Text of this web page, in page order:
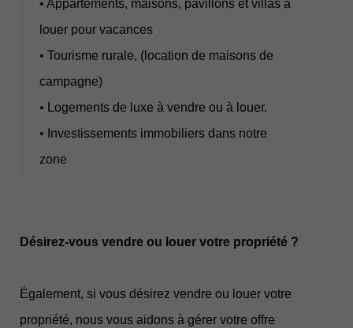
• Appartements, maisons, pavillons et villas á
louer pour vacances
• Tourisme rurale, (location de maisons de
campagne)
• Logements de luxe à vendre ou à louer.
• Investissements immobiliers dans notre
zone
Désirez-vous vendre ou louer votre propriété ?
Également, si vous désirez vendre ou louer votre
propriété, nous vous aidons à gérer votre offre